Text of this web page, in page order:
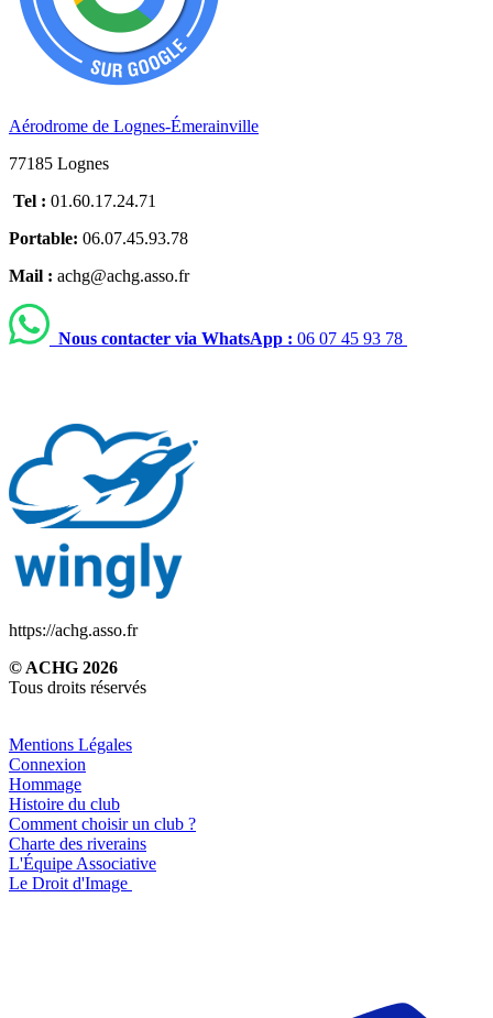
Aérodrome de Lognes-Émerainville
77185 Lognes
Tel : 01.60.17.24.71
Portable: 06.07.45.93.78
Mail : achg@achg.asso.fr
Nous contacter via WhatsApp : 06 07 45 93 78
https://achg.asso.fr
© ACHG 2026
Tous droits réservés
Mentions Légales
Connexion
Hommage
Histoire du club
Comment choisir un club ?
Charte des riverains
L'Équipe Associative
Le Droit d'Image